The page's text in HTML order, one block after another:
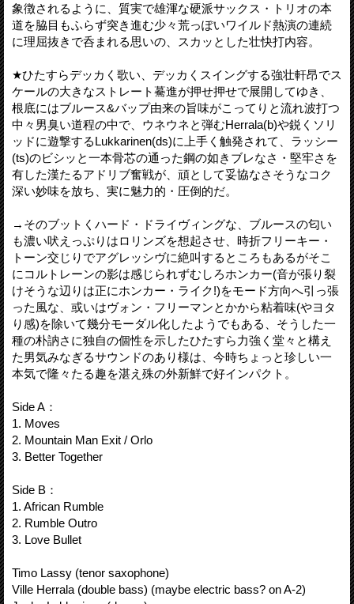
象徴されるように、質実で雄渾な硬派サックス・トリオの本
道を脇目もふらず突き進む少々荒っぽいワイルド熱演の連続
に理屈抜きで呑まれる思いの、スカッとした壮快打内容。
★ひたすらデッカく歌い、デッカくスイングする強壮軒昂でス
ケールの大きなストレート驀進が押せ押せで展開してゆき、
根底にはブルース&バップ由来の旨味がこってりと流れ波打つ
中々男臭い道程の中で、ウネウネと弾むHerrala(b)や鋭くソリ
ッドに遊撃するLukkarinen(ds)に上手く触発されて、ラッシー
(ts)のビシッと一本骨芯の通った鋼の如きブレなさ・堅牢さを
有した漢たるアドリブ奮戦が、頑として妥協なさそうなコク
深い妙味を放ち、実に魅力的・圧倒的だ。
→そのブットくハード・ドライヴィングな、ブルースの匂い
も濃い吠えっぷりはロリンズを想起させ、時折フリーキー・
トーン交じりでアグレッシヴに絶叫するところもあるがそこ
にコルトレーンの影は感じられずむしろホンカー(音が張り裂
けそうな辺りは正にホンカー・ライク!)をモード方向へ引っ張
った風な、或いはヴォン・フリーマンとかから粘着味(やヨタ
り感)を除いて幾分モーダル化したようでもある、そうした一
種の朴訥さに独自の個性を示したひたすら力強く堂々と構え
た男気みなぎるサウンドのあり様は、今時ちょっと珍しい一
本気で隆々たる趣を湛え殊の外新鮮で好インパクト。
Side A：
1. Moves
2. Mountain Man Exit / Orlo
3. Better Together
Side B：
1. African Rumble
2. Rumble Outro
3. Love Bullet
Timo Lassy (tenor saxophone)
Ville Herrala (double bass) (maybe electric bass? on A-2)